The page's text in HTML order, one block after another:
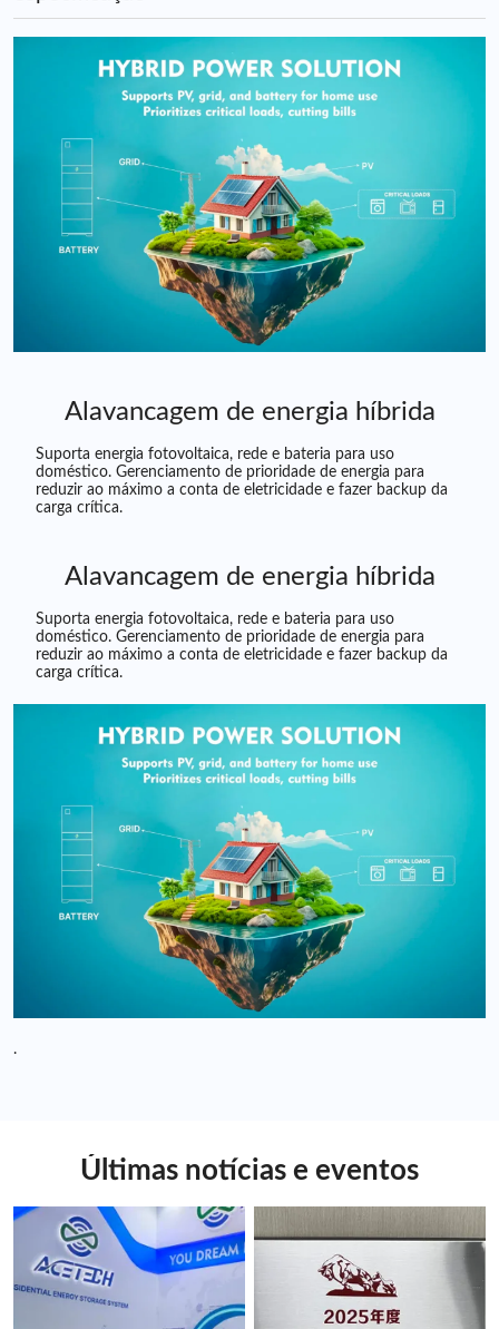
Alavancagem de energia híbrida
Suporta energia fotovoltaica, rede e bateria para uso
doméstico. Gerenciamento de prioridade de energia para
reduzir ao máximo a conta de eletricidade e fazer backup da
carga crítica.
Alavancagem de energia híbrida
Suporta energia fotovoltaica, rede e bateria para uso
doméstico. Gerenciamento de prioridade de energia para
reduzir ao máximo a conta de eletricidade e fazer backup da
carga crítica.
.
Últimas notícias e eventos